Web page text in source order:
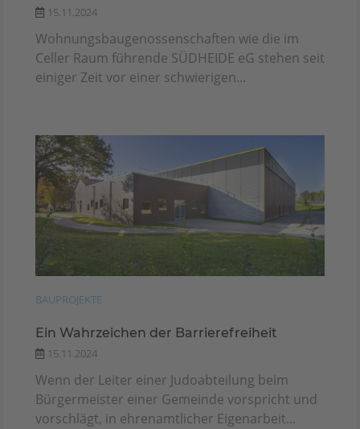
15.11.2024
Wohnungsbaugenossenschaften wie die im
Celler Raum führende SÜDHEIDE eG stehen seit
einiger Zeit vor einer schwierigen...
BAUPROJEKTE
Ein Wahrzeichen der Barrierefreiheit
15.11.2024
Wenn der Leiter einer Judoabteilung beim
Bürgermeister einer Gemeinde vorspricht und
vorschlägt, in ehrenamtlicher Eigenarbeit...